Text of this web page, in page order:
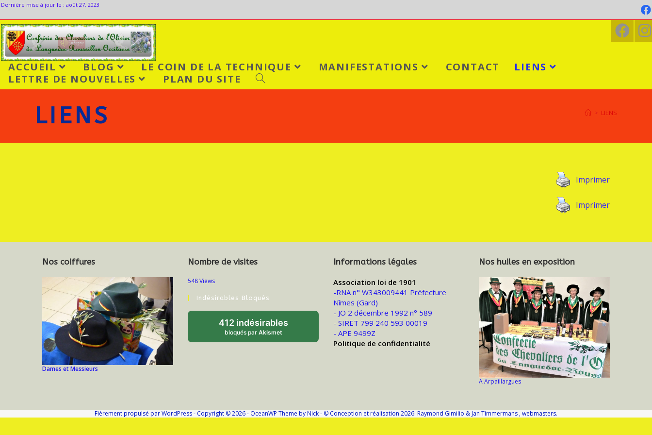
Dernière mise à jour le : août 27, 2023
ACCUEIL BLOG LE COIN DE LA TECHNIQUE MANIFESTATIONS CONTACT
LIENS
LETTRE DE NOUVELLES
PLAN DU SITE
LIENS > LIENS
Imprimer
Imprimer
Nos coiffures
Dames et Messieurs
Nombre de visites
548 Views
Indésirables Bloqués
412 indésirables
bloqués par Akismet
Informations légales
Association loi de 1901
-RNA n° W343009441 Préfecture
Nîmes (Gard)
- JO 2 décembre 1992 n° 589
- SIRET 799 240 593 00019
- APE 9499Z
Politique de confidentialité
Nos huiles en exposition
A Arpaillargues
Fièrement propulsé par WordPress - Copyright © 2026 - OceanWP Theme by Nick - © Conception et réalisation 2026: Raymond Gimilio & Jan Timmermans , webmasters.